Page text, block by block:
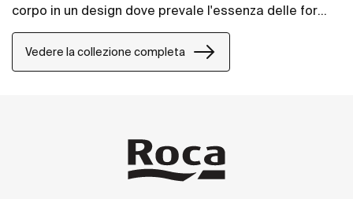
corpo in un design dove prevale l'essenza delle forme
più pure. Il risultato è un insieme che si adatta
perfettamente a ogni spazio del bagno.
Vedere la collezione completa